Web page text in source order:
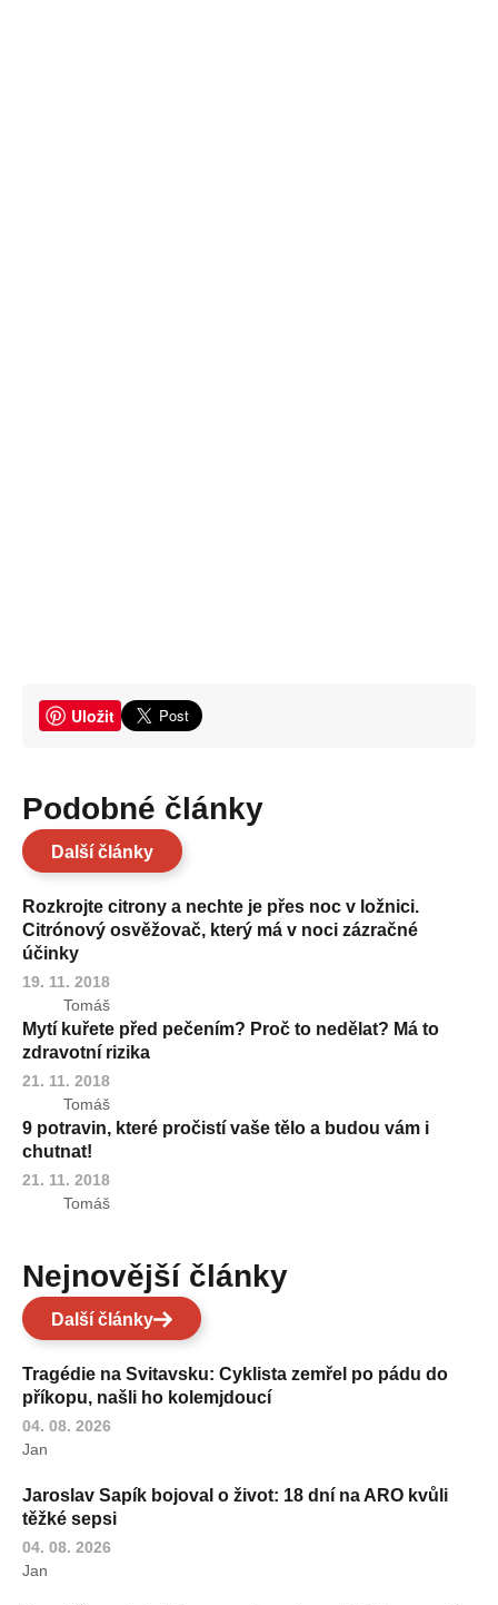
Uložit
Podobné články
Další články
Rozkrojte citrony a nechte je přes noc v ložnici.
Citrónový osvěžovač, který má v noci zázračné
účinky
19. 11. 2018
Tomáš
Mytí kuřete před pečením? Proč to nedělat? Má to
zdravotní rizika
21. 11. 2018
Tomáš
9 potravin, které pročistí vaše tělo a budou vám i
chutnat!
21. 11. 2018
Tomáš
Nejnovější články
Další články
Tragédie na Svitavsku: Cyklista zemřel po pádu do
příkopu, našli ho kolemjdoucí
04. 08. 2026
Jan
Jaroslav Sapík bojoval o život: 18 dní na ARO kvůli
těžké sepsi
04. 08. 2026
Jan